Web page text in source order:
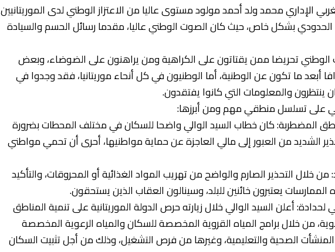
الإداري محمد ولد أحمد مولود مستوى عاليا من الاعتزاز الوطني لدى الموريتانيين
بشكل خاص، حيث كان الصوت الوطني عاليا، مقدما رسائل الحسم والسيادة
الوطني تحريضا ممن يقتاتون على الكراهية ومن يراهنون على الضوضاء، وبعض
أبعد ما تكون عن الوطنية، أما الوطنيون في كل أنحاء موريتانيا، فقد وجدوا في
ينتظرون والمعلومات التي كانوا يفتقدون.
على تسلسل منطقي مهم ومن أبرزها:
المضطربة: كان خطاب السيد الوالي واضحا للسكان في مختلف المحطات بضرورة
الشديد من العبور إلى مالي العاجزة عن حماية مواطنيها، أحرى أن تحمي مواطني
من خلال التحذير الصارم والواضح من تهريب المواد الغذائية أو المحروقات، والتأكيد
يعتبرون خائنين للبلد، وسينالون العقاب الذين يستحقون.
أعلن السيد الوالي خلال زيارته حرص الدولة الموريتانية على تنمية المناطق
من خلال برامج المياه القروية المخصصة للسكان والمياه الرعوية المخصصة
المنشأت الصحية والتعليمية، وغيرها من فرص التشغيل، وذلك من أجل تثبيت السكان